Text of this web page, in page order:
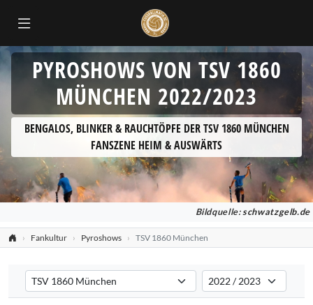
PYROSHOWS VON TSV 1860
MÜNCHEN 2022/2023
BENGALOS, BLINKER & RAUCHTÖPFE DER TSV 1860 MÜNCHEN
FANSZENE HEIM & AUSWÄRTS
Bildquelle:schwatzgelb.de
Fankultur Pyroshows TSV 1860 München
Verein auswählen
Filtert die Pyroshows nach dem ausgewählten Verein. Standard:
Saison auswählen
Filtert die Pyroshows